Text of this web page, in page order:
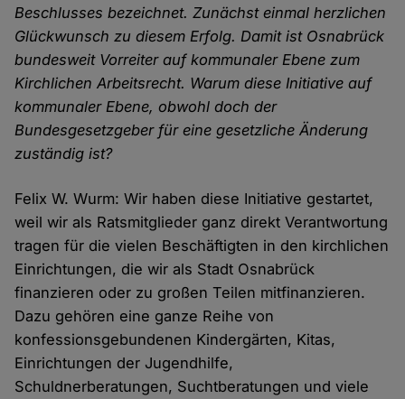
Beschlusses bezeichnet. Zunächst einmal herzlichen
Glückwunsch zu diesem Erfolg. Damit ist Osnabrück
bundesweit Vorreiter auf kommunaler Ebene zum
Kirchlichen Arbeitsrecht. Warum diese Initiative auf
kommunaler Ebene, obwohl doch der
Bundesgesetzgeber für eine gesetzliche Änderung
zuständig ist?
Felix W. Wurm: Wir haben diese Initiative gestartet,
weil wir als Ratsmitglieder ganz direkt Verantwortung
tragen für die vielen Beschäftigten in den kirchlichen
Einrichtungen, die wir als Stadt Osnabrück
finanzieren oder zu großen Teilen mitfinanzieren.
Dazu gehören eine ganze Reihe von
konfessionsgebundenen Kindergärten, Kitas,
Einrichtungen der Jugendhilfe,
Schuldnerberatungen, Suchtberatungen und viele